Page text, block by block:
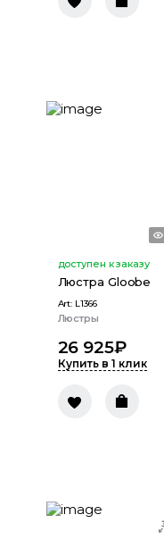
доступен к заказу
Люстра Gloobe
Art: L1366
Люстры
26 925₽
Купить в 1 клик